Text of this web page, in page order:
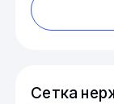
Сетка